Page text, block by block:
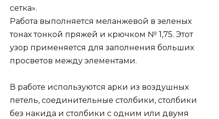
сетка».
Работа выполняется меланжевой в зеленых
тонах тонкой пряжей и крючком № 1,75. Этот
узор применяется для заполнения больших
просветов между элементами.
В работе используются арки из воздушных
петель, соединительные столбики, столбики
без накида и столбики с одним или двумя